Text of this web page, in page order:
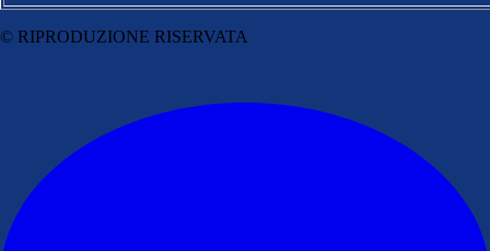
© RIPRODUZIONE RISERVATA